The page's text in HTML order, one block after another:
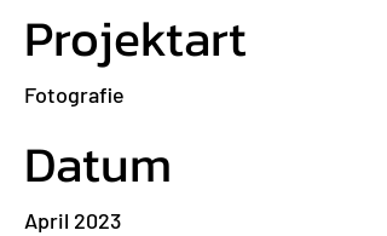
Projektart
Fotografie
Datum
April 2023